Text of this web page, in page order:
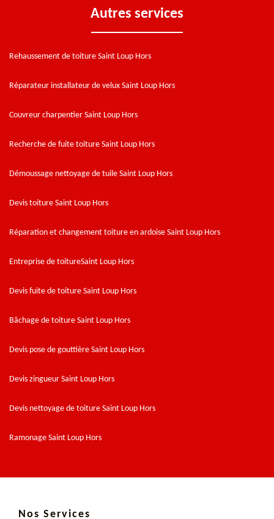
Autres services
Rehaussement de toiture Saint Loup Hors
Réparateur installateur de velux Saint Loup Hors
Couvreur charpentier Saint Loup Hors
Recherche de fuite toiture Saint Loup Hors
Démoussage nettoyage de tuile Saint Loup Hors
Devis toiture Saint Loup Hors
Réparation et changement toiture en ardoise Saint Loup Hors
Entreprise de toitureSaint Loup Hors
Devis fuite de toiture Saint Loup Hors
Bâchage de toiture Saint Loup Hors
Devis pose de gouttière Saint Loup Hors
Devis zingueur Saint Loup Hors
Devis nettoyage de toiture Saint Loup Hors
Ramonage Saint Loup Hors
Nos Services